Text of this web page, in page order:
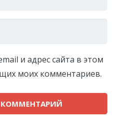
и адрес сайта в этом
моих комментариев.